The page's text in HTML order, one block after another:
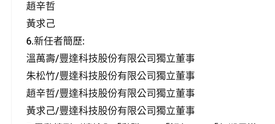
趙辛哲
黃求己
6.新任者簡歷:
溫萬壽/豐達科技股份有限公司獨立董事
朱松竹/豐達科技股份有限公司獨立董事
趙辛哲/豐達科技股份有限公司獨立董事
黃求己/豐達科技股份有限公司獨立董事